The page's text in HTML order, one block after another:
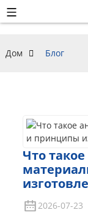
Дом Блог
Что
2026-07-23